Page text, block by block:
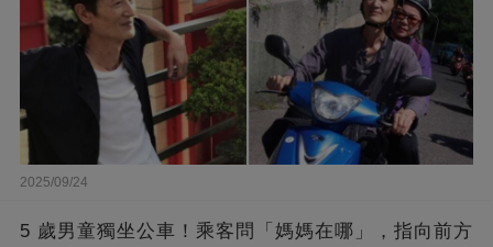
2025/09/24
5 歲男童獨坐公車！乘客問「媽媽在哪」，指向前方